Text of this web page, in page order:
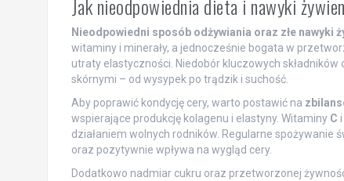
Jak nieodpowiednia dieta i nawyki
Nieodpowiedni sposób odżywiania oraz złe nawyki
witaminy i minerały, a jednocześnie bogata w
utraty elastyczności. Niedobór kluczowych składników
skórnymi – od wysypek po trądzik i suchość.
Aby poprawić kondycję cery, warto postawić na
wspierające produkcję kolagenu i elastyny. Witaminy C i
działaniem wolnych rodników. Regularne
oraz pozytywnie wpływa na wygląd cery.
Dodatkowo nadmiar cukru oraz przetworzonej